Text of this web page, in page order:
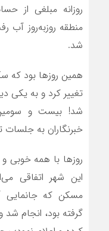
روزانه مبلغی از
منطقه روزبه‌روز آب
شد.
همین روزها بود که
تغییر کرد و به یکی
شد! بیست و سومین
خبرنگاران به جلسات
روزها با همه خوبی
این شهر اتفاقی
مسکن که
گرفته بود، انجام شد